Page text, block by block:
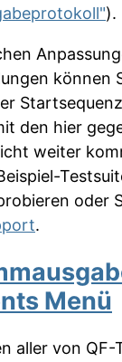
).
können
den hier
weiter
oder
.
Menü
aller von QF-